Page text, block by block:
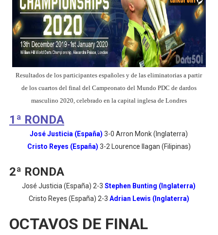
Resultados de los participantes españoles y de las eliminatorias a partir
de los cuartos del final del Campeonato del Mundo PDC de dardos
masculino 2020, celebrado en la capital inglesa de Londres
1ª RONDA
José Justicia (España) 3-0 Arron Monk (Inglaterra)
Cristo Reyes (España) 3-2 Lourence Ilagan (Filipinas)
2ª RONDA
José Justicia (España) 2-3Stephen Bunting (Inglaterra)
Cristo Reyes (España) 2-3 Adrian Lewis (Inglaterra)
OCTAVOS DE FINAL